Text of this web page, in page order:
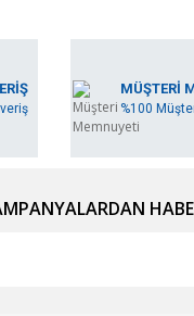
MÜŞTERİ
%100